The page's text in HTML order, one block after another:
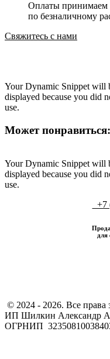
Оплаты принимаем
по безналичному
Свяжитесь с нами
Your Dynamic Snippet will
displayed because you did
use.
Может понравиться:
Your Dynamic Snippet will
displayed because you did
use.
+7
для
© 2024 - 2026. Все
ИП Шилкин Александр
ОГРНИП